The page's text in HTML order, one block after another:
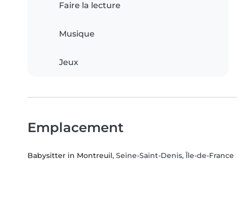
Faire la lecture
Musique
Jeux
Emplacement
Babysitter in Montreuil, Seine-Saint-Denis, Île-de-France